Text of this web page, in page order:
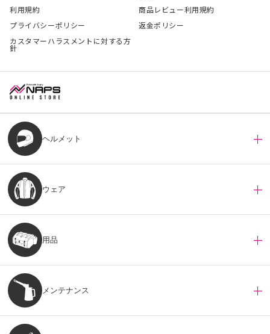
利用規約
商品レビュー利用規約
プライバシーポリシー
返金ポリシー
カスタマーハラスメントに対する方
針
ヘルメット
ウェア
用品
メンテナンス